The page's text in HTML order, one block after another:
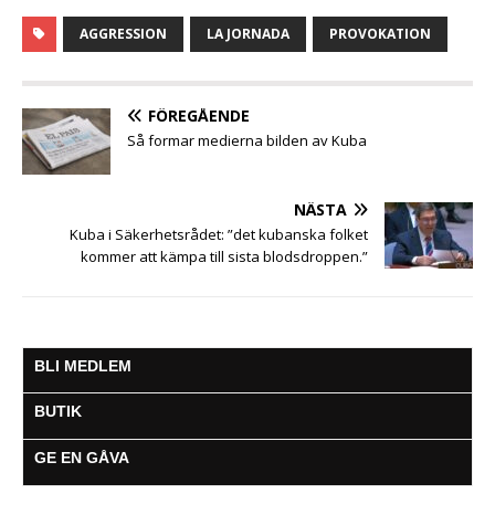
c
e
o
k
t
r
a
t
p
p
s
s
g
e
a
i
e
m
a
AGGRESSION LA JORNADA PROVOKATION
FÖREGÅENDE
Så formar medierna bilden av Kuba
NÄSTA
Kuba i Säkerhetsrådet: ”det kubanska folket
kommer att kämpa till sista blodsdroppen.”
BLI MEDLEM
BUTIK
GE EN GÅVA